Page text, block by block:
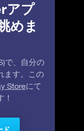
アプ
めま
で、自分の
ます。この
Storeにて
ド